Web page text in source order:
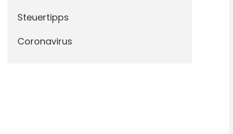
Steuertipps
Coronavirus